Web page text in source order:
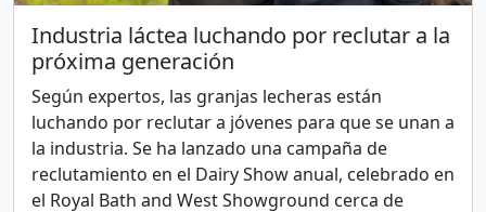
Industria láctea luchando por reclutar a la
próxima generación
Según expertos, las granjas lecheras están
luchando por reclutar a jóvenes para que se unan a
la industria. Se ha lanzado una campaña de
reclutamiento en el Dairy Show anual, celebrado en
el Royal Bath and West Showground cerca de